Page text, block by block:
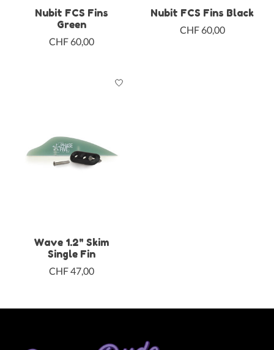
Nubit FCS Fins
Green
CHF 60,00
Nubit FCS Fins Black
CHF 60,00
Wave 1.2" Skim
Single Fin
CHF 47,00